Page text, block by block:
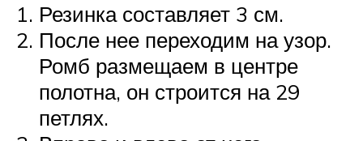
Резинка составляет 3 см.
После нее переходим на узор.
Ромб размещаем в центре
полотна, он строится на 29
петлях.